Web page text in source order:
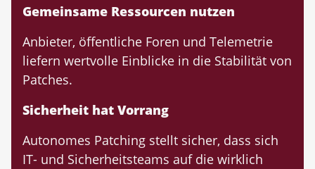
Gemeinsame Ressourcen nutzen
Anbieter, öffentliche Foren und Telemetrie
liefern wertvolle Einblicke in die Stabilität von
Patches.
Sicherheit hat Vorrang
Autonomes Patching stellt sicher, dass sich
IT- und Sicherheitsteams auf die wirklich